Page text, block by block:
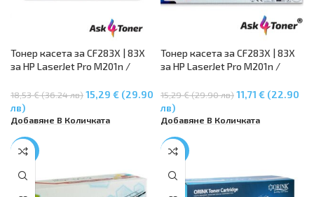
Тонер касета за CF283X | 83X
за HP LaserJet Pro M201n /
M125nw, MFP M127fn / MFP
M127fw, MFP M225dn / MFP
M225dw
18,53 € (36.24 лв)15,29 € (29.90
лв)
Добавяне В Количката
Тонер касета за CF283X | 83X
за HP LaserJet Pro M201n /
M125nw, MFP M127fn / MFP
M127fw, MFP M225dn / MFP
M225dw
15,29 € (29.90 лв)11,71 € (22.90
лв)
Добавяне В Количката
-30% -26%